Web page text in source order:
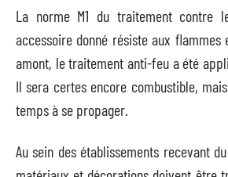
La norme M1 du traitement contre
accessoire donné résiste aux flammes
amont, le traitement anti-feu a été
Il sera certes encore combustible,
temps à se propager.
Au sein des établissements recevant